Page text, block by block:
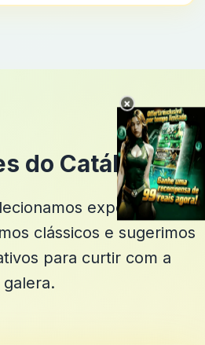
do Catálogo
experiências
clássicos e sugerimos
para curtir com a
galera.
×